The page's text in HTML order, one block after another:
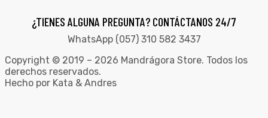
¿TIENES ALGUNA PREGUNTA? CONTÁCTANOS 24/7
WhatsApp (057) 310 582 3437
Copyright © 2019 – 2026 Mandrágora Store. Todos los
derechos reservados.
Hecho por Kata & Andres